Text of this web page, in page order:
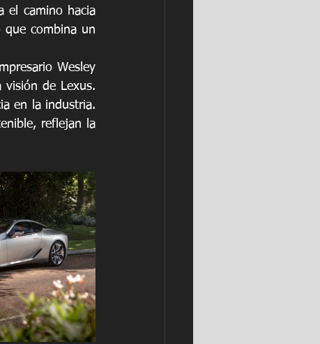
el camino hacia
combina un
Wesley
visión de Lexus.
en la industria.
reflejan la